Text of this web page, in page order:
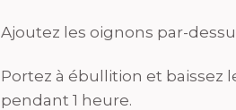
Ajoutez les oignons par-
Portez à ébullition et baissez
pendant 1 heure.